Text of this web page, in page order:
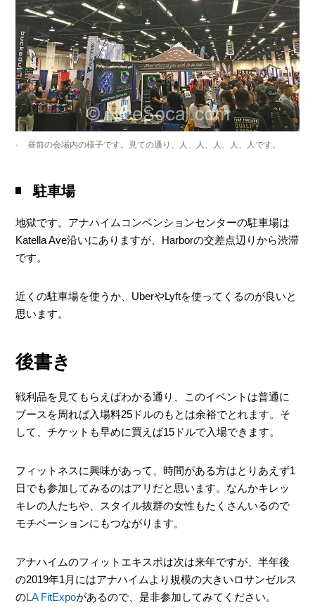
昼前の会場内の様子です。見ての通り、人、人、人、人、人です。
駐車場
地獄です。アナハイムコンベンションセンターの駐車場は
Katella Ave沿いにありますが、Harborの交差点辺りから渋滞
です。
近くの駐車場を使うか、UberやLyftを使ってくるのが良いと
思います。
後書き
戦利品を見てもらえばわかる通り、このイベントは普通に
ブースを周れば入場料25ドルのもとは余裕でとれます。そ
して、チケットも早めに買えば15ドルで入場できます。
フィットネスに興味があって、時間がある方はとりあえず1
日でも参加してみるのはアリだと思います。なんかキレッ
キレの人たちや、スタイル抜群の女性もたくさんいるので
モチベーションにもつながります。
アナハイムのフィットエキスポは次は来年ですが、半年後
の2019年1月にはアナハイムより規模の大きいロサンゼルス
のLA FitExpoがあるので、是非参加してみてください。